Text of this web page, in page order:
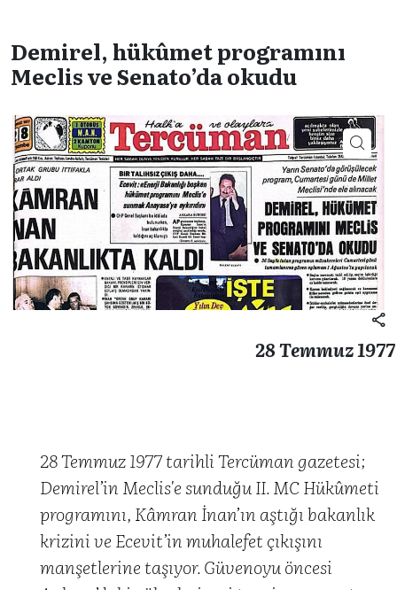
Demirel, hükûmet programını
Meclis ve Senato’da okudu
28 Temmuz 1977
28 Temmuz 1977 tarihli Tercüman gazetesi;
Demirel’in Meclis'e sunduğu II. MC Hükûmeti
programını, Kâmran İnan’ın aştığı bakanlık
krizini ve Ecevit’in muhalefet çıkışını
manşetlerine taşıyor. Güvenoyu öncesi